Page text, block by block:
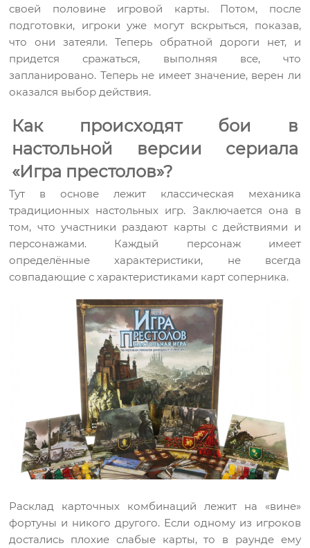
своей половине игровой карты. Потом, после
подготовки, игроки уже могут вскрыться, показав,
что они затеяли. Теперь обратной дороги нет, и
придется сражаться, выполняя все, что
запланировано. Теперь не имеет значение, верен ли
оказался выбор действия.
Как происходят бои в
настольной версии сериала
«Игра престолов»?
Тут в основе лежит классическая механика
традиционных настольных игр. Заключается она в
том, что участники раздают карты с действиями и
персонажами. Каждый персонаж имеет
определённые характеристики, не всегда
совпадающие с характеристиками карт соперника.
Расклад карточных комбинаций лежит на «вине»
фортуны и никого другого. Если одному из игроков
достались плохие слабые карты, то в раунде ему